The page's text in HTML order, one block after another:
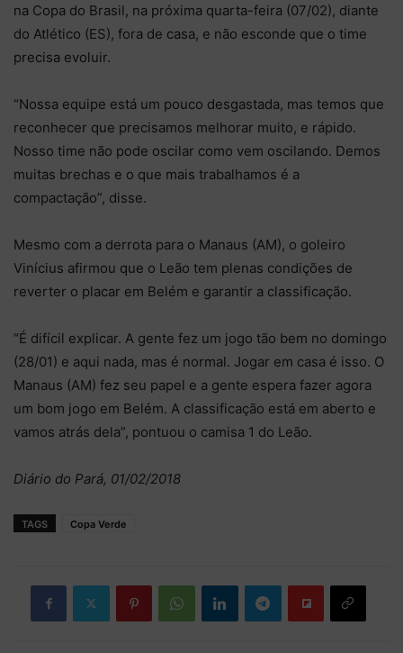
na Copa do Brasil, na próxima quarta-feira (07/02), diante
do Atlético (ES), fora de casa, e não esconde que o time
precisa evoluir.
“Nossa equipe está um pouco desgastada, mas temos que
reconhecer que precisamos melhorar muito, e rápido.
Nosso time não pode oscilar como vem oscilando. Demos
muitas brechas e o que mais trabalhamos é a
compactação”, disse.
Mesmo com a derrota para o Manaus (AM), o goleiro
Vinícius afirmou que o Leão tem plenas condições de
reverter o placar em Belém e garantir a classificação.
“É difícil explicar. A gente fez um jogo tão bem no domingo
(28/01) e aqui nada, mas é normal. Jogar em casa é isso. O
Manaus (AM) fez seu papel e a gente espera fazer agora
um bom jogo em Belém. A classificação está em aberto e
vamos atrás dela”, pontuou o camisa 1 do Leão.
Diário do Pará, 01/02/2018
TAGS Copa Verde